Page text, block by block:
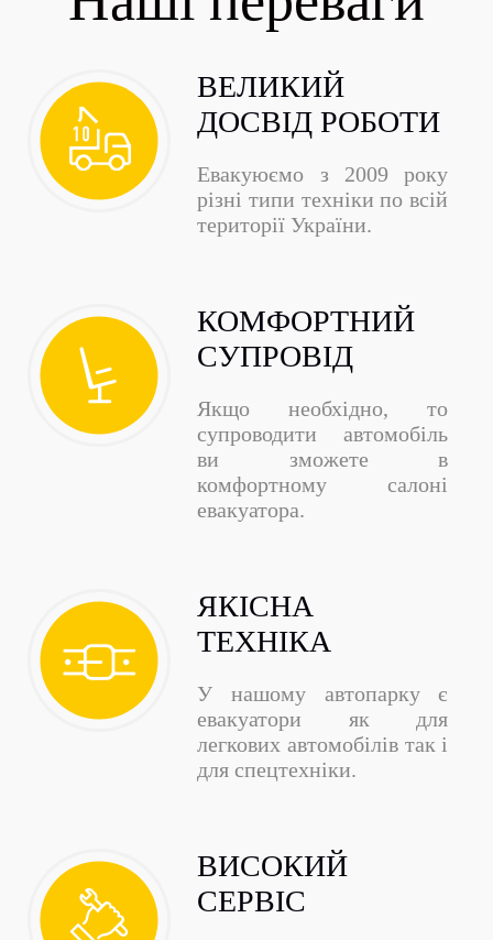
ВЕЛИКИЙ
ДОСВІД РОБОТИ
Евакуюємо з 2009 року
різні типи техніки по всій
території України.
КОМФОРТНИЙ
СУПРОВІД
Якщо необхідно, то
супроводити автомобіль
ви зможете в
комфортному салоні
евакуатора.
ЯКІСНА
ТЕХНІКА
У нашому автопарку є
евакуатори як для
легкових автомобілів так і
для спецтехніки.
ВИСОКИЙ
СЕРВІС